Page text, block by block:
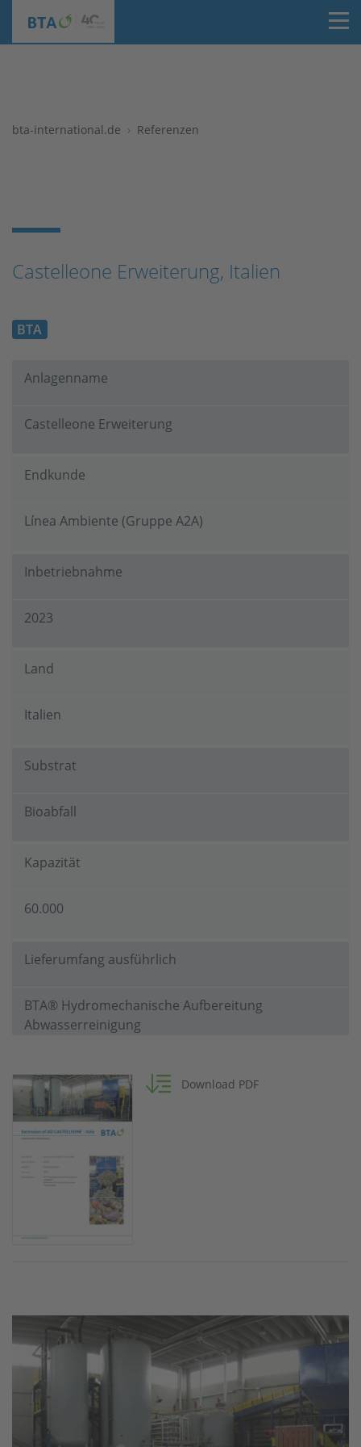
bta-international.de Referenzen
Castelleone Erweiterung, Italien
BTA
Anlagenname
Castelleone Erweiterung
Endkunde
Línea Ambiente (Gruppe A2A)
Inbetriebnahme
2023
Land
Italien
Substrat
Bioabfall
Kapazität
60.000
Lieferumfang ausführlich
BTA® Hydromechanische Aufbereitung
Abwasserreinigung
Download PDF